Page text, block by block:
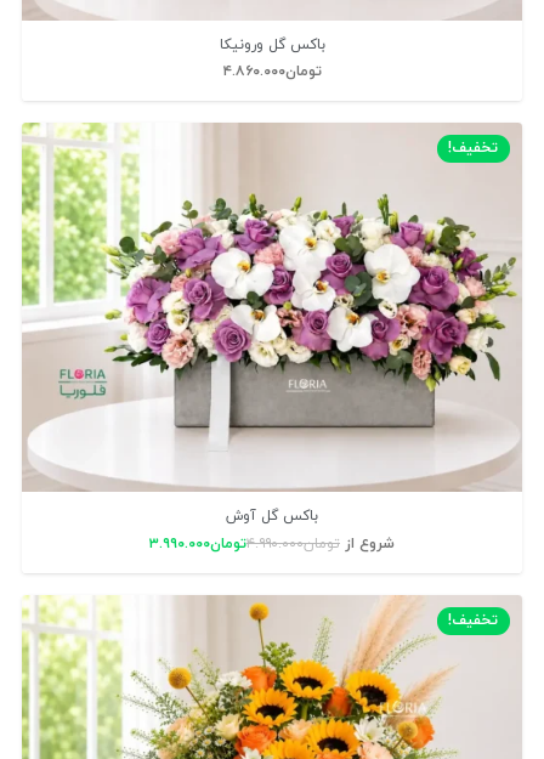
باکس گل ورونیکا
تومان۴.۸۶۰.۰۰۰
تخفیف!
باکس گل آوش
شروع از تومان۴.۹۹۰.۰۰۰تومان۳.۹۹۰.۰۰۰
تخفیف!